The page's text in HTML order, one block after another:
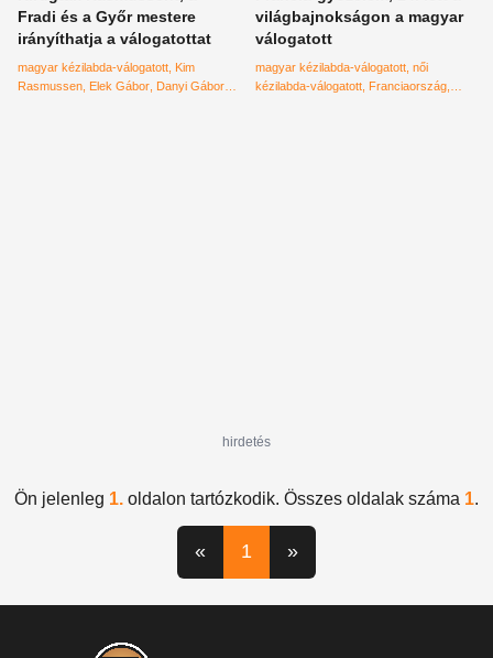
Fradi és a Győr mestere
irányíthatja a válogatottat
magyar kézilabda-válogatott Kim
Rasmussen Elek Gábor Danyi Gábor
világbajnokságon a magyar
válogatott
magyar kézilabda-válogatott női
kézilabda-válogatott Franciaország
hirdetés
Ön jelenleg 1. oldalon tartózkodik. Összes oldalak száma 1.
« 1 »